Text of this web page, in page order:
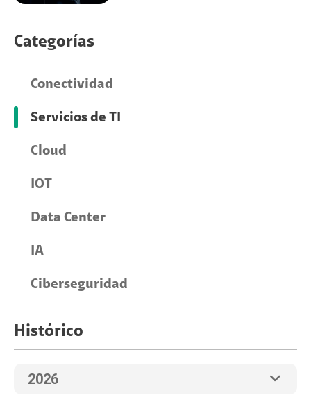
Categorías
Conectividad
Servicios de TI
Cloud
IOT
Data Center
IA
Ciberseguridad
Histórico
2026